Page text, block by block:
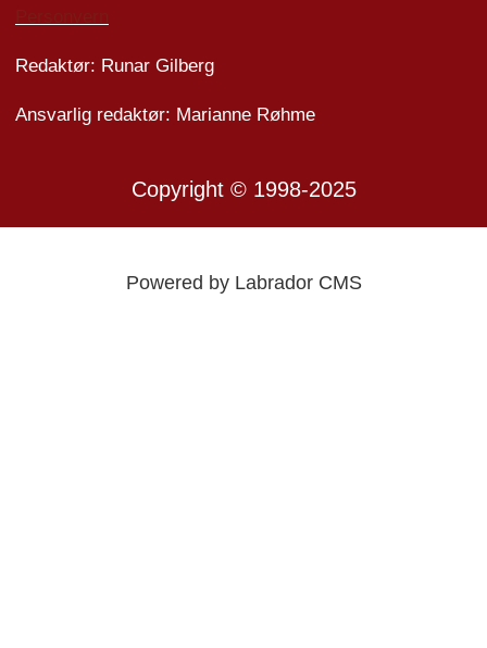
Redaktør: Runar Gilberg
Ansvarlig redaktør: Marianne Røhme
Copyright © 1998-2025
Powered by Labrador CMS